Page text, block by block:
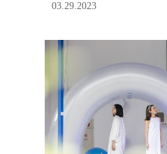
03.29.2023